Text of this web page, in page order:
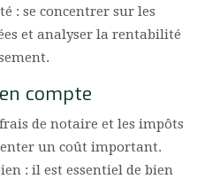
: se concentrer sur les
et analyser la rentabilité
compte
de notaire et les impôts
un coût important.
: il est essentiel de bien